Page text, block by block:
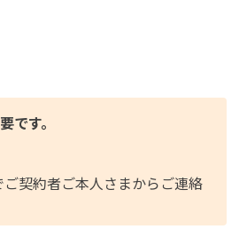
す。
契約者ご本人さまからご連絡